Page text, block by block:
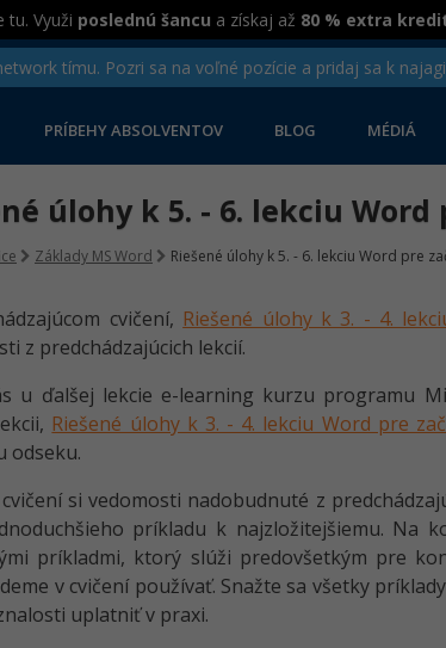
tu. Využi poslednú šancu a získaj až 80 % extra
tímu. Pozri sa na voľné pozície a pridaj sa k
PRÍBEHY ABSOLVENTOV BLOG MÉDIÁ
úlohy k 5. - 6. lekciu
Základy MS Word Riešené úlohy k 5. - 6. lekciu Word pre
cvičení, Riešené úlohy k 3. - 4.
z predchádzajúcich lekcií.
u ďalšej lekcie e-learning kurzu programu
Riešené úlohy k 3. - 4. lekciu Word pre
odseku.
si vedomosti nadobudnuté z
príkladu k najzložitejšiemu. Na
príkladmi, ktorý slúži predovšetkým pre
v cvičení používať. Snažte sa všetky
uplatniť v praxi.